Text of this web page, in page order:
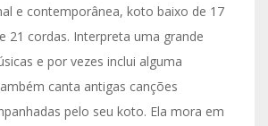
e contemporânea, koto baixo de 17
21 cordas. Interpreta uma grande
e por vezes inclui alguma
canta antigas canções
pelo seu koto. Ela mora em